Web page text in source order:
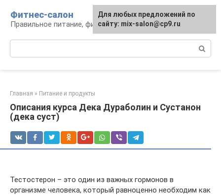
контенту
Фитнес-салон
Правильное питание, фитнес, образ жизни
Главная » Питание и продукты
Описания курса Дека Дураболин и Сустанон
(дека суст)
Тестостерон – это один из важных гормонов в
организме человека, который равноценно необходим как
Для любых предложений по
сайту: mix-salon@cp9.ru